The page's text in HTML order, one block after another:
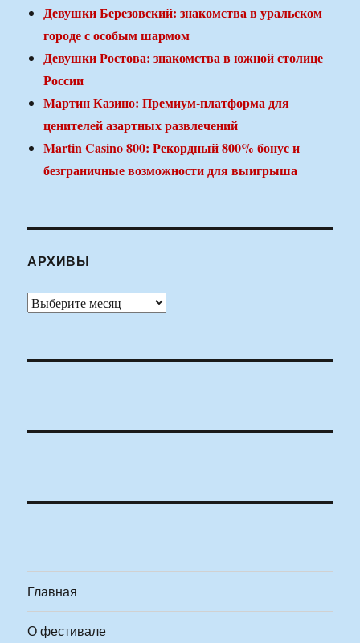
Девушки Березовский: знакомства в уральском
городе с особым шармом
Девушки Ростова: знакомства в южной столице
России
Мартин Казино: Премиум-платформа для
ценителей азартных развлечений
Martin Casino 800: Рекордный 800% бонус и
безграничные возможности для выигрыша
АРХИВЫ
Архивы
Главная
О фестивале